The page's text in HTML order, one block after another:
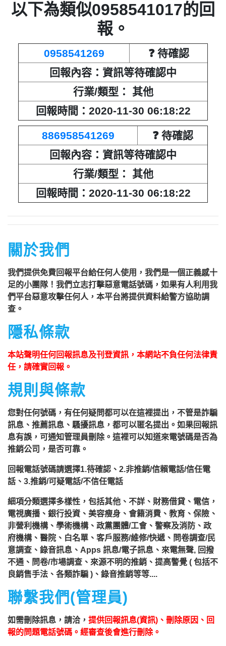
以下為類似0958541017的回
報。
0958541269
❓ 待確認
回報內容：資訊等待確認中
行業/類型： 其他
回報時間：2020-11-30 06:18:22
886958541269
❓ 待確認
回報內容：資訊等待確認中
行業/類型： 其他
回報時間：2020-11-30 06:18:22
關於我們
我們提供免費回報平台給任何人使用，我們是一個正義感十
足的小團隊！我們立志打擊惡意電話號碼，如果有人利用我
們平台惡意攻擊任何人，本平台將提供資料給警方協助調
查。
隱私條款
本站聲明任何回報訊息及刊登資訊，本網站不負任何法律責
任，請確實回報。
規則與條款
您對任何號碼，有任何疑問都可以在這裡提出，不管是詐騙
訊息、推薦訊息、騷擾訊息，都可以匿名提出。如果回報訊
息有誤，可通知管理員刪除。這裡可以知道來電號碼是否為
推銷公司，是否可靠。
回報電話號碼請選擇1.待確認、2.非推銷/信賴電話/信任電
話、3.推銷/可疑電話/不信任電話
細項分類選擇多樣性，包括其他、不詳、財務借貸、電信，
電視廣播、銀行投資、美容瘦身、會籍消費、教育、保險、
非營利機構、學術機構、政黨團體/工會、警察及消防、政
府機構、醫院、白名單、客戶服務/維修/快遞、問卷調查/民
意調查、錄音訊息、Apps 訊息/電子訊息、來電無聲, 回撥
不通、問卷/市場調查、來源不明的推銷、提高警覺 ( 包括不
良銷售手法、各類詐騙 )、錄音推銷等等....
聯繫我們(管理員)
如需刪除訊息，請洽， 提供回報訊息(資訊)、刪除原因、回
報的問題電話號碼。經審查後會進行刪除。